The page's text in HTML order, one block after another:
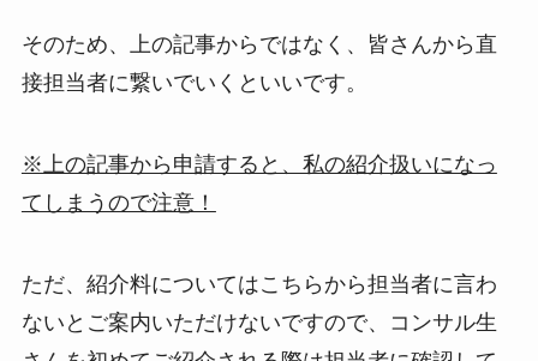
そのため、上の記事からではなく、皆さんから直
接担当者に繋いでいくといいです。
※上の記事から申請すると、私の紹介扱いになっ
てしまうので注意！
ただ、紹介料についてはこちらから担当者に言わ
ないとご案内いただけないですので、コンサル生